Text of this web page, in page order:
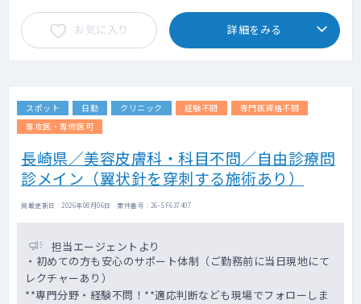
お気に入り 詳細をみる
スポット 日勤 クリニック 経験不問
専門医資格不問
専攻医・専修医可
長崎県／美容皮膚科・科目不問／自由診療問
診メイン（翼状針を穿刺する施術あり）
掲載更新日 : 2026年08月06日 案件番号 : 26-SF637407
担当エージェントより
・初めての方も安心のサポート体制（ご勤務前に当日現地にて
レクチャーあり）
**専門分野・経験不問！**適応判断なども現場でフォローしま